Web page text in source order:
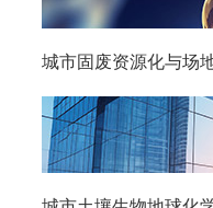
城市固废资源化与场